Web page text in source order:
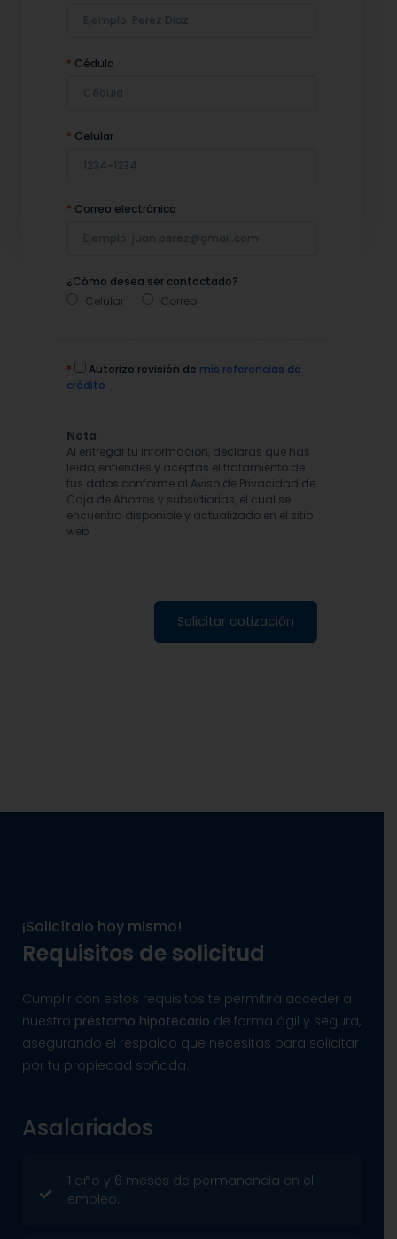
* Cédula
* Celular
* Correo electrónico
¿Cómo desea ser contactado?
Celular
Correo
* Autorizo revisión de mis referencias de
crédito
Nota
Al entregar tu información, declaras que has
leído, entiendes y aceptas el tratamiento de
tus datos conforme al Aviso de Privacidad de
Caja de Ahorros y subsidiarias, el cual se
encuentra disponible y actualizado en el sitio
web.
Solicitar cotización
¡Solicítalo hoy mismo!
Requisitos de solicitud
Cumplir con estos requisitos te permitirá acceder a
nuestro préstamo hipotecario de forma ágil y segura,
asegurando el respaldo que necesitas para solicitar
por tu propiedad soñada.
Asalariados
1 año y 6 meses de permanencia en el
empleo.